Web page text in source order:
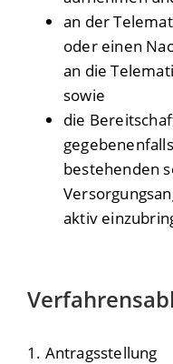
an der
oder einen
an die
sowie
die
bestehenden
aktiv
1. Antragsstellung